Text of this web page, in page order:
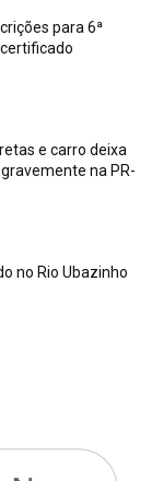
para 6ª
e carro deixa
na PR-
no Rio Ubazinho